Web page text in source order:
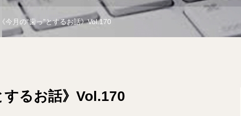
《今月の“歯っ”とするお話》Vol.170
するお話》Vol.170